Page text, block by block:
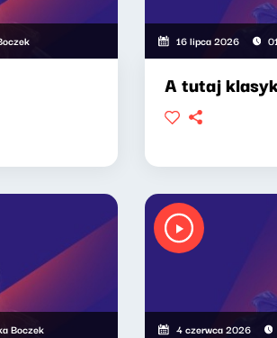
16 lipca 2026
A tutaj
Boczek 4 czerwca 2026